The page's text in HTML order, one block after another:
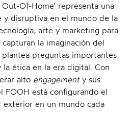
Out-Of-Home’ representa una
y disruptiva en el mundo de la
arte y marketing para
la imaginación del
preguntas importantes
ética en la era digital. Con
alto engagementy sus
FOOH está configurando el
en un mundo cada